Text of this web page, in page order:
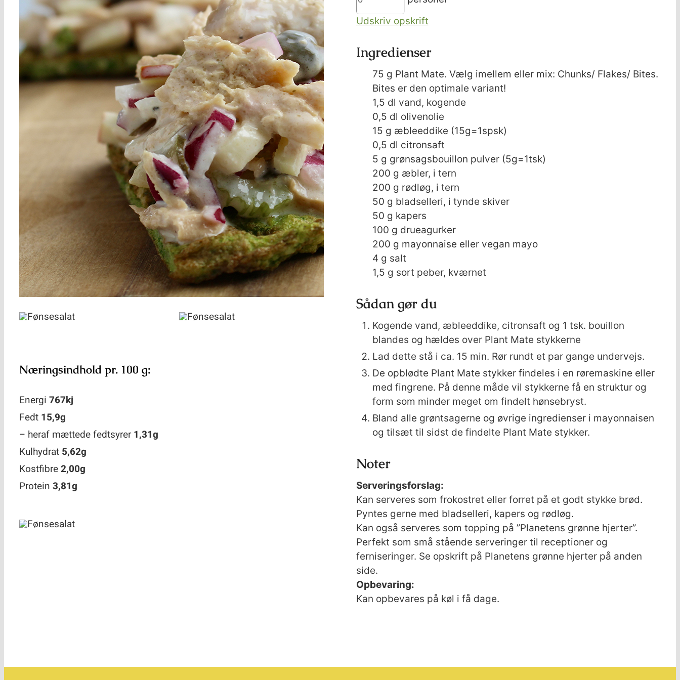
Næringsindhold pr. 100 g:
Energi 767kj
Fedt 15,9g
– heraf mættede fedtsyrer1,31g
Kulhydrat 5,62g
Kostfibre2,00g
Protein 3,81g
Udskriv opskrift
Ingredienser
75 g Plant Mate. Vælg imellem eller mix: Chunks/ Flakes/ Bites.
Bites er den optimale variant!
1,5 dl vand, kogende
0,5 dl olivenolie
15 g æbleeddike (15g=1spsk)
0,5 dl citronsaft
5 g grønsagsbouillon pulver (5g=1tsk)
200 g æbler, i tern
200 g rødløg, i tern
50 g bladselleri, i tynde skiver
50 g kapers
100 g drueagurker
200 g mayonnaise eller vegan mayo
4 g salt
1,5 g sort peber, kværnet
Sådan gør du
Kogende vand, æbleeddike, citronsaft og 1 tsk. bouillon
blandes og hældes over Plant Mate stykkerne
Lad dette stå i ca. 15 min. Rør rundt et par gange undervejs.
De opblødte Plant Mate stykker findeles i en røremaskine eller
med fingrene. På denne måde vil stykkerne få en struktur og
form som minder meget om findelt hønsebryst.
Bland alle grøntsagerne og øvrige ingredienser i mayonnaisen
og tilsæt til sidst de findelte Plant Mate stykker.
Noter
Serveringsforslag:
Kan serveres som frokostret eller forret på et godt stykke brød.
Pyntes gerne med bladselleri, kapers og rødløg.
Kan også serveres som topping på ”Planetens grønne hjerter”.
Perfekt som små stående serveringer til receptioner og
ferniseringer. Se opskrift på Planetens grønne hjerter på anden
side.
Opbevaring:
Kan opbevares på køl i få dage.